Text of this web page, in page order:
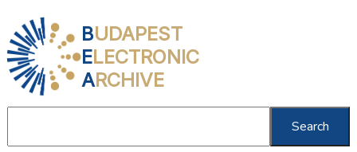
BUDAPEST
ELECTRONIC
ARCHIVE
Search